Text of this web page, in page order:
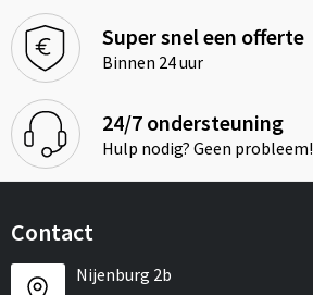
Super snel een offerte
Binnen 24 uur
24/7 ondersteuning
Hulp nodig? Geen probleem!
Contact
Nijenburg 2b